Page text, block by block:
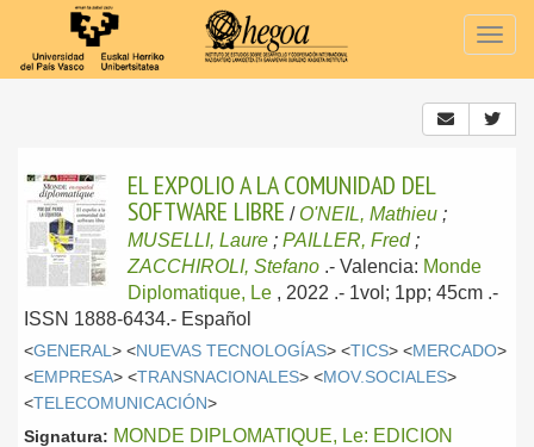
EL EXPOLIO A LA COMUNIDAD DEL
SOFTWARE LIBRE / O'NEIL, Mathieu ;
MUSELLI, Laure ; PAILLER, Fred;
ZACCHIROLI, Stefano .- Valencia: Monde
Diplomatique, Le , 2022 .- 1vol; 1pp; 45cm .-
ISSN 1888-6434.- Español
<GENERAL > <NUEVAS TECNOLOGÍAS> <TICS> <MERCADO>
<EMPRESA> <TRANSNACIONALES> <MOV.SOCIALES>
<TELECOMUNICACIÓN>
Signatura: MONDE DIPLOMATIQUE, Le: EDICION